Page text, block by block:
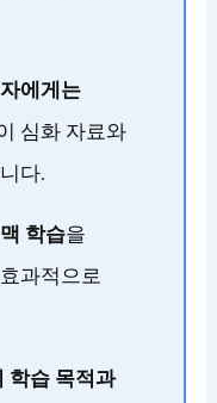
에게는
심화 자료와
다.
학습을
과적으로
학습 목적과